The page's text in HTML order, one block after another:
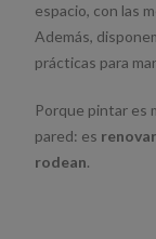
espacio, con las
Además,
prácticas para
Porque pintar es
pared: es
rodean.